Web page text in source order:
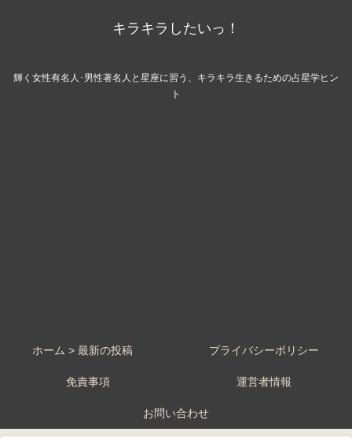
キラキラしたいっ！
輝く女性有名人･男性著名人と星座に習う、キラキラ生きるための占星学ヒン
ト
ホーム > 最新の投稿 プライバシーポリシー
免責事項 運営者情報
お問い合わせ